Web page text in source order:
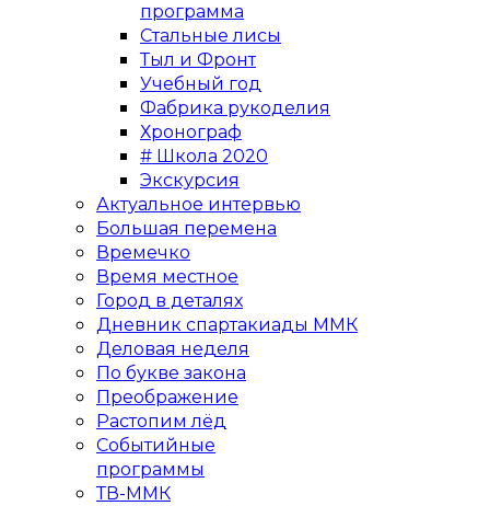
программа
Стальные лисы
Тыл и Фронт
Учебный год
Фабрика рукоделия
Хронограф
# Школа 2020
Экскурсия
Актуальное интервью
Большая перемена
Времечко
Время местное
Город в деталях
Дневник спартакиады ММК
Деловая неделя
По букве закона
Преображение
Растопим лёд
Событийные
программы
ТВ-ММК